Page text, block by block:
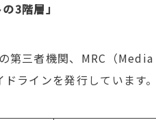
3階層」
第三者機関、 MRC （
ラインを発行しています。